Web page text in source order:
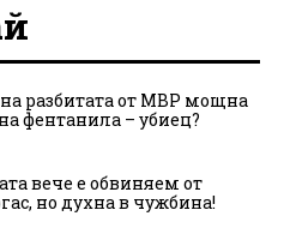
разбитата от МВР мощна
фентанила – убиец?
вече е обвиняем от
но духна в чужбина!